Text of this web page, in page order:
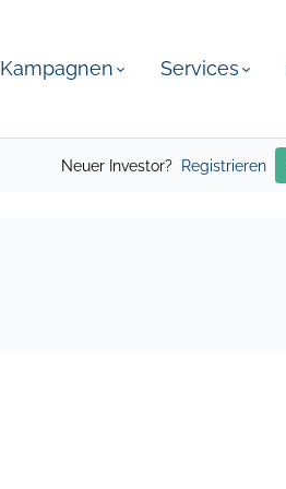
Kampagnen Services
Neuer Investor? Registrieren